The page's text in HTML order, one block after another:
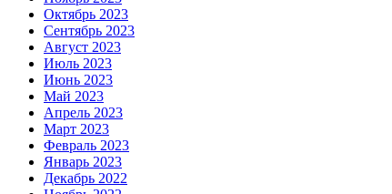
Октябрь 2023
Сентябрь 2023
Август 2023
Июль 2023
Июнь 2023
Май 2023
Апрель 2023
Март 2023
Февраль 2023
Январь 2023
Декабрь 2022